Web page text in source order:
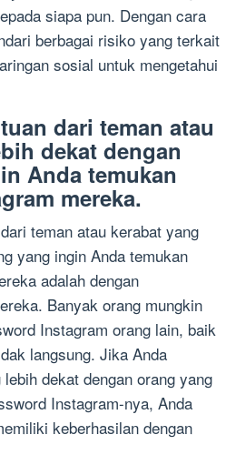
siapa pun. Dengan cara
berbagai risiko yang terkait
sosial untuk mengetahui
dari teman atau
dekat dengan
Anda temukan
mereka.
teman atau kerabat yang
yang ingin Anda temukan
adalah dengan
Banyak orang mungkin
Instagram orang lain, baik
langsung. Jika Anda
dekat dengan orang yang
Instagram-nya, Anda
keberhasilan dengan